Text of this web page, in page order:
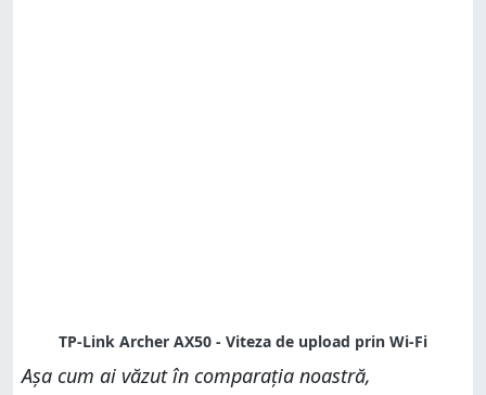
Așa cum ai văzut în comparația noastră,